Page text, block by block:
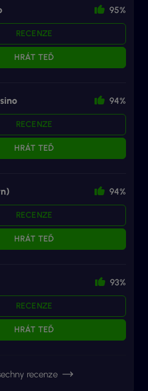
95%
RECENZE
HRÁT TEĎ
94%
RECENZE
HRÁT TEĎ
94%
RECENZE
HRÁT TEĎ
93%
RECENZE
HRÁT TEĎ
recenze